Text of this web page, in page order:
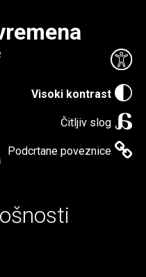
Visoki kontrast
Čitljiv slog
Podcrtane poveznice
knjiga.